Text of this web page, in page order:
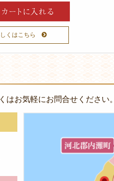
くはこちら
お気軽にお問合せください。